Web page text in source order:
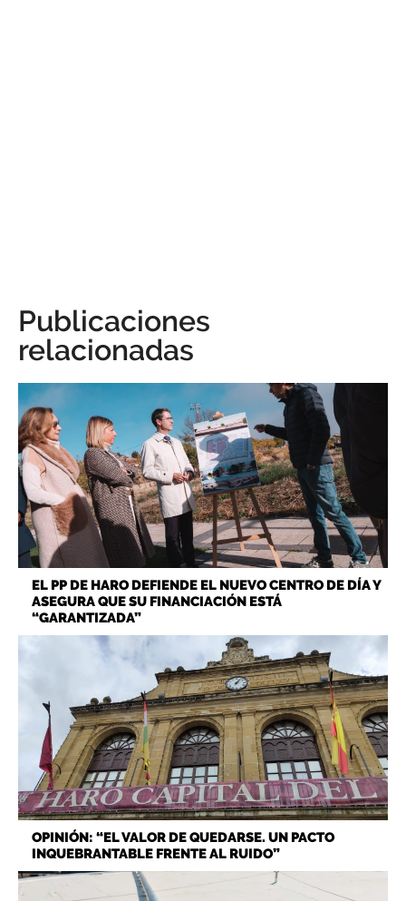
Publicaciones
relacionadas
EL PP DE HARO DEFIENDE EL NUEVO CENTRO DE DÍA Y
ASEGURA QUE SU FINANCIACIÓN ESTÁ
“GARANTIZADA”
OPINIÓN: “EL VALOR DE QUEDARSE. UN PACTO
INQUEBRANTABLE FRENTE AL RUIDO”